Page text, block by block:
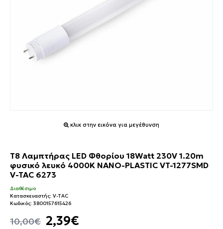
κλικ στην εικόνα για μεγέθυνση
T8 Λαμπτήρας LED Φθορίου 18Watt 230V 1.20m
φυσικό λευκό 4000K NANO-PLASTIC VT-1277SMD
V-TAC 6273
2,39€
10,00€
Διαθέσιμο
Κατασκευαστής: V-TAC
Κωδικός: 3800157615426